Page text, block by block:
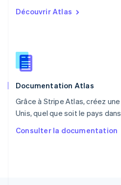
Découvrir Atlas
Documentation Atlas
Grâce à Stripe Atlas, créez
Unis, quel que soit le pays
Consulter la documentation
PortuguêsEnglish
English
Roumanie
Royaume-Uni
Singapour
English简体中文
English